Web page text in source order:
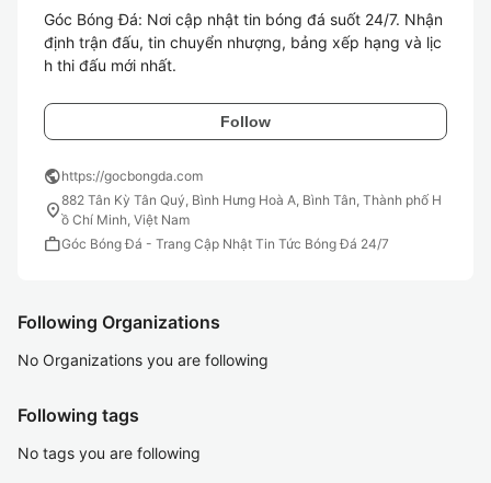
Góc Bóng Đá: Nơi cập nhật tin bóng đá suốt 24/7. Nhận
định trận đấu, tin chuyển nhượng, bảng xếp hạng và lịc
h thi đấu mới nhất.
Follow
publichttps://gocbongda.com
location_on882 Tân Kỳ Tân Quý, Bình Hưng Hoà A, Bình Tân, Thành phố H
ồ Chí Minh, Việt Nam
workGóc Bóng Đá - Trang Cập Nhật Tin Tức Bóng Đá 24/7
Following Organizations
No Organizations you are following
Following tags
No tags you are following